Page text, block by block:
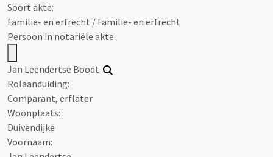
Soort akte:
Familie- en erfrecht / Familie- en erfrecht
Persoon in notariële akte:
Jan Leendertse Boodt
Rolaanduiding:
Comparant, erflater
Woonplaats:
Duivendijke
Voornaam: